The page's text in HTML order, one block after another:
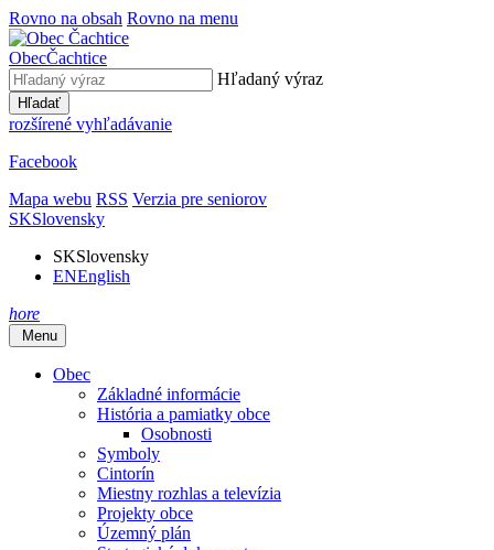
Rovno na obsah Rovno na menu
ObecČachtice
Hľadaný výraz
Hľadať
rozšírené vyhľadávanie
Facebook
Mapa webu RSS Verzia pre seniorov
SKSlovensky
SKSlovensky
ENEnglish
hore
Menu
Obec
Základné informácie
História a pamiatky obce
Osobnosti
Symboly
Cintorín
Miestny rozhlas a televízia
Projekty obce
Územný plán